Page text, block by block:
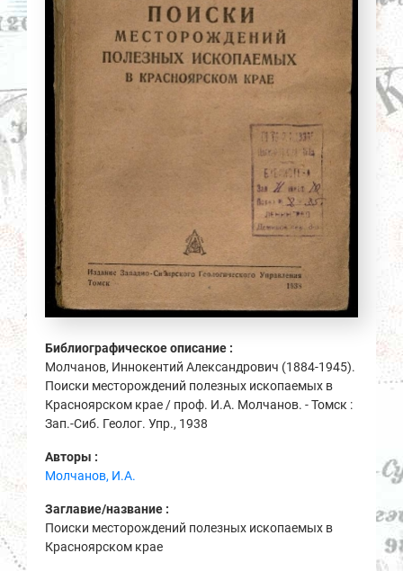
Библиографическое описание :
Молчанов, Иннокентий Александрович (1884-1945).
Поиски месторождений полезных ископаемых в
Красноярском крае / проф. И.А. Молчанов. - Томск :
Зап.-Сиб. Геолог. Упр., 1938
Авторы :
Молчанов, И.А.
Заглавие/название :
Поиски месторождений полезных ископаемых в
Красноярском крае